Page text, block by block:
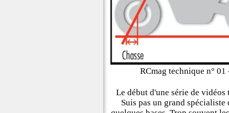
RCmag technique n°
Le début d'une série de
Suis pas un grand spécialiste